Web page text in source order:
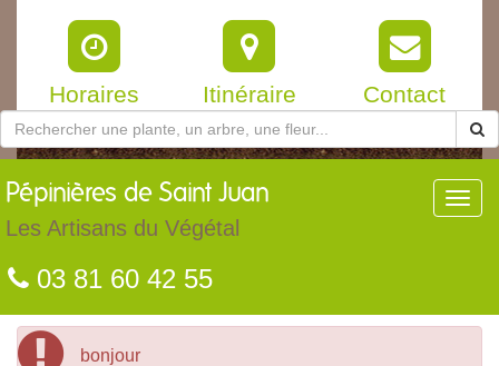
Horaires Itinéraire Contact
Pépinières de Saint Juan
Les Artisans du Végétal
03 81 60 42 55
bonjour